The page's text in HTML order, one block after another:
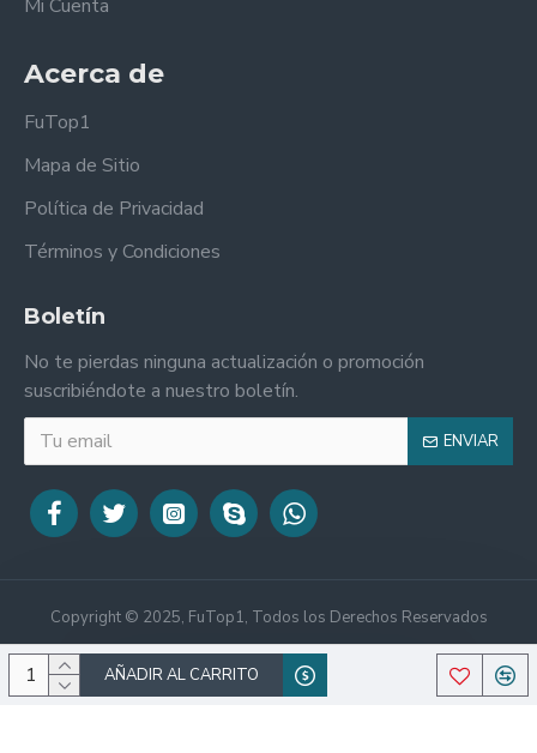
AÑADIR AL CARRITO
Mi Cuenta
Acerca de
FuTop1
Mapa de Sitio
Política de Privacidad
Términos y Condiciones
Boletín
No te pierdas ninguna actualización o promoción
suscribiéndote a nuestro boletín.
ENVIAR
Copyright © 2025, FuTop1, Todos los Derechos Reservados